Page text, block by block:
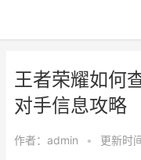
王者荣耀如何
对手信息攻略
作者： admin • 更新时